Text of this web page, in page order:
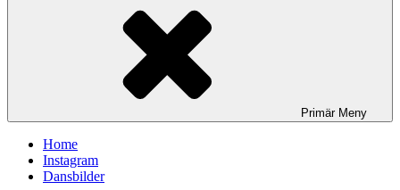
Primär Meny
Home
Instagram
Dansbilder